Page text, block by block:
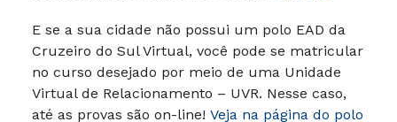
E se a sua cidade não possui um polo EAD da
Cruzeiro do Sul Virtual, você pode se matricular
no curso desejado por meio de uma Unidade
Virtual de Relacionamento – UVR. Nesse caso,
até as provas são on-line! Veja na página do polo